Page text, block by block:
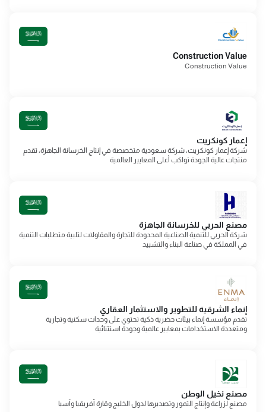
Construction Value
Construction Value
إعمار كونكريت
شركة إعمار كونكريت، شركة سعودية متخصصة في إنتاج الخرسانة الجاهزة، تقدم
منتجات عالية الجودة تواكب أعلى المعايير العالمية
مصنع الحربي للخرسانة الجاهزة
شركة الحربي للتنمية الصناعية المحدودة للتجارة والمقاولات لتلبية متطلبات التنمية
في المملكة في صناعة البناء والتشييد
إنماء الشرقية للتطوير والاستثمار العقاري
تقدم مؤسسة إنماء بيئات حضرية ذكية تحتوي على وحدات سكنية وتجارية
ومتعددة الاستخدامات بمعايير عالمية وجودة استثنائية
مصنع نخيل الوطن
مصنع لزراعة وإنتاج التمور وتصديرها لدول الخليج وقارة أفريقيا وآسيا